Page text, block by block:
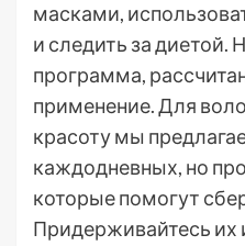
масками,
и следить за диетой.
программа,
применение. Для
красоту мы
каждодневных, но
которые помогут
Придерживайтесь их